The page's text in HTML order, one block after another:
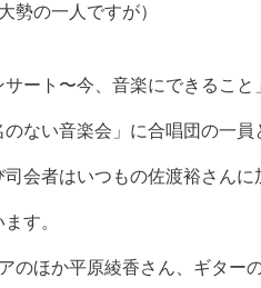
勢の一人ですが）
ート〜今、音楽にできること
ない音楽会」に合唱団の一員
会者はいつもの佐渡裕さんに
す。
のほか平原綾香さん、ギター